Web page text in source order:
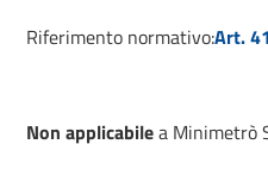
Riferimento normativo:Art.
Non applicabilea Minimetrò